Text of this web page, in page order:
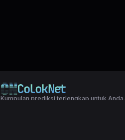
Kumpulan prediksi terlengkap untuk Anda.